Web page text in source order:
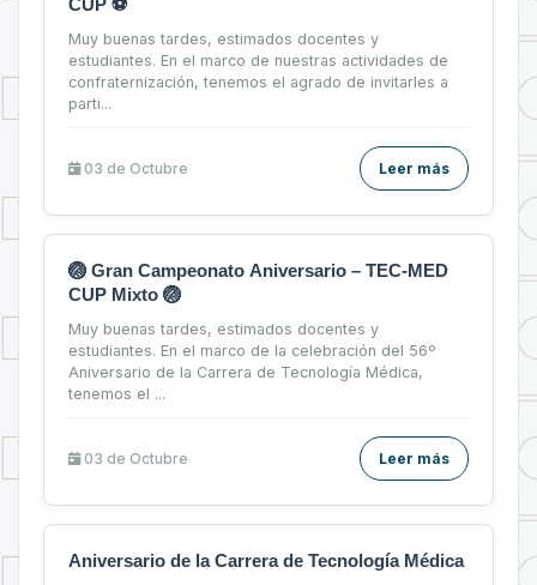
CUP ⚽
Muy buenas tardes, estimados docentes y
estudiantes. En el marco de nuestras actividades de
confraternización, tenemos el agrado de invitarles a
parti...
03 de Octubre Leer más
🏐 Gran Campeonato Aniversario – TEC-MED
CUP Mixto 🏐
Muy buenas tardes, estimados docentes y
estudiantes. En el marco de la celebración del 56º
Aniversario de la Carrera de Tecnología Médica,
tenemos el ...
03 de Octubre Leer más
Aniversario de la Carrera de Tecnología Médica